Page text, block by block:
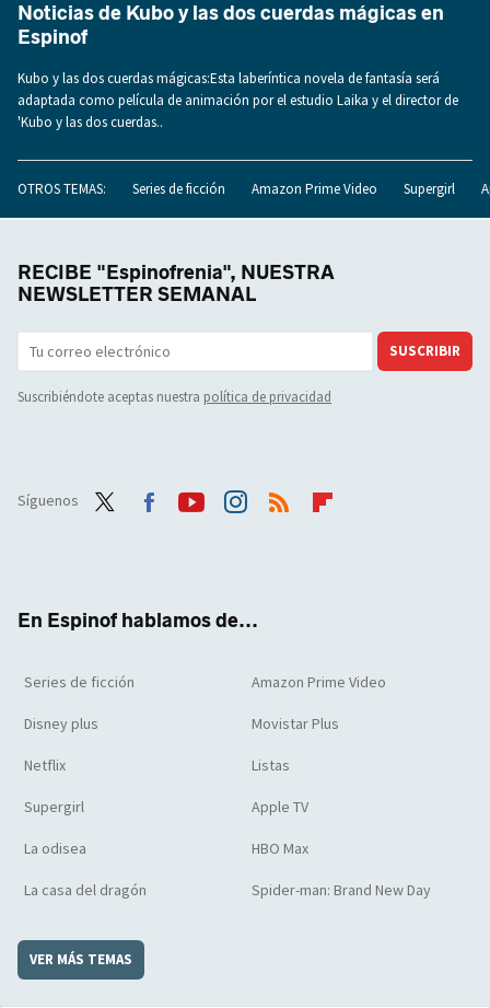
Noticias de Kubo y las dos cuerdas mágicas en
Espinof
Kubo y las dos cuerdas mágicas:Esta laberíntica novela de fantasía será
adaptada como película de animación por el estudio Laika y el director de
'Kubo y las dos cuerdas..
OTROS TEMAS: Series de ficción Amazon Prime Video Supergirl
RECIBE "Espinofrenia", NUESTRA
NEWSLETTER SEMANAL
SUSCRIBIR
Suscribiéndote aceptas nuestra política de privacidad
Síguenos
En Espinof hablamos de...
Series de ficción Amazon Prime Video
Disney plus Movistar Plus
Netflix Listas
Supergirl Apple TV
La odisea HBO Max
La casa del dragón Spider-man: Brand New Day
VER MÁS TEMAS